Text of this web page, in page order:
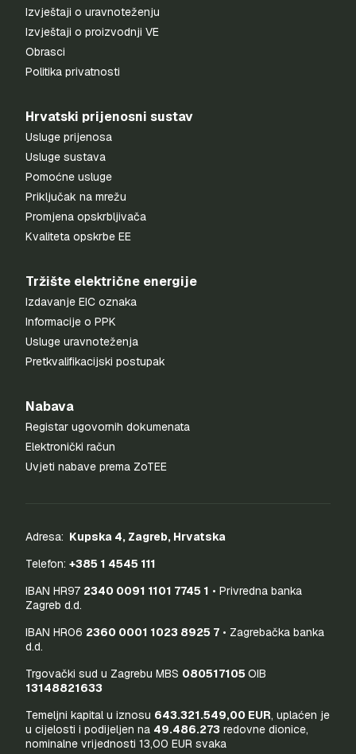
Izvještaji o uravnoteženju
Izvještaji o proizvodnji VE
Obrasci
Politika privatnosti
Hrvatski prijenosni sustav
Usluge prijenosa
Usluge sustava
Pomoćne usluge
Priključak na mrežu
Promjena opskrbljivača
Kvaliteta opskrbe EE
Tržište električne energije
Izdavanje EIC oznaka
Informacije o PPK
Usluge uravnoteženja
Pretkvalifikacijski postupak
Nabava
Registar ugovornih dokumenata
Elektronički račun
Uvjeti nabave prema ZoTEE
Adresa: Kupska 4, Zagreb, Hrvatska
Telefon: +385 1 4545 111
IBAN HR97 2340 0091 1101 7745 1 • Privredna banka
Zagreb d.d.
IBAN HR06 2360 0001 1023 8925 7 • Zagrebačka banka
d.d.
Trgovački sud u Zagrebu MBS 080517105OIB
13148821633
Temeljni kapital u iznosu 643.321.549,00 EUR, uplaćen je
u cijelosti i podijeljen na 49.486.273 redovne dionice,
nominalne vrijednosti 13,00 EUR svaka